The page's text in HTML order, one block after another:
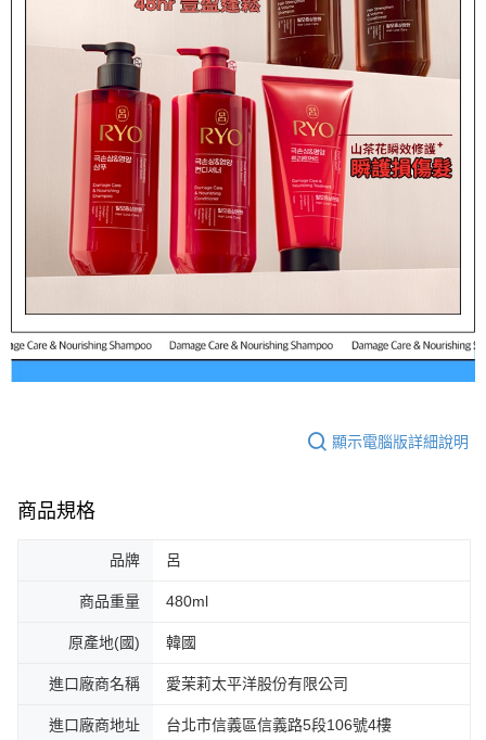
顯示電腦版詳細說明
商品規格
品牌 呂
商品重量 480ml
原產地(國) 韓國
進口廠商名稱 愛茉莉太平洋股份有限公司
進口廠商地址 台北市信義區信義路5段106號4樓